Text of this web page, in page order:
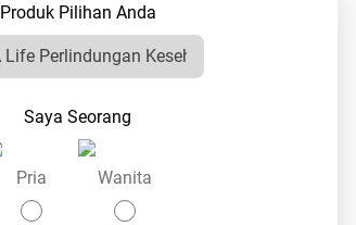
Produk Pilihan Anda
Saya Seorang
Pria Wanita